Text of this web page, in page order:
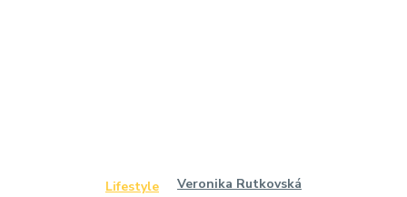
Lifestyle Veronika Rutkovská